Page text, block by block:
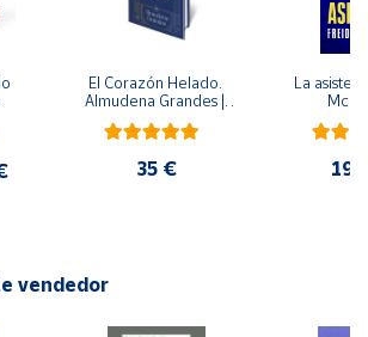
El Corazón Helado.
Almudena Grandes |
Edición especial de
lujo | Libro con sello y
35 €
La
vendedor